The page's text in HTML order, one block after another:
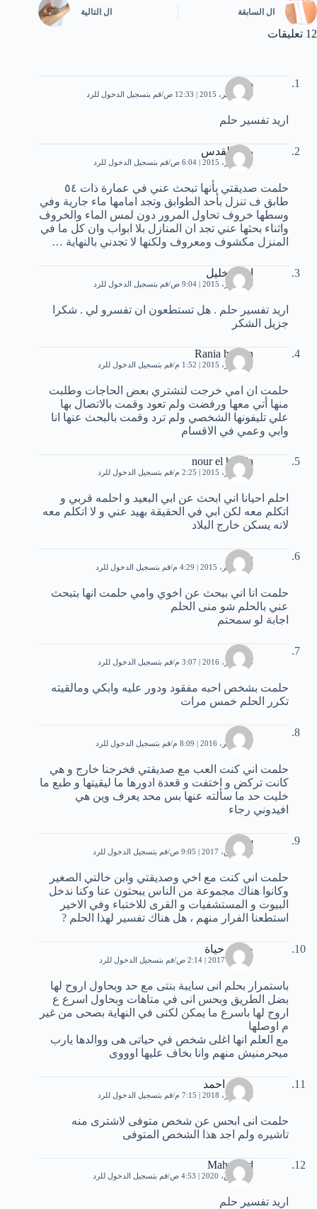
ال السابقة ال التالية
12 تعليقات
هدى
30 سبتمبر، 2015 | 12:33 ص قم بتسجيل الدخول للرد
اريد تفسير حلم
بنت القدس
11 أكتوبر، 2015 | 6:04 ص قم بتسجيل الدخول للرد
حلمت صديقتي بأنها تبحث عني في عمارة ذات ٥٤
طابق ف تنزل بأحد الطوابق وتجد امامها ماء جارية وفي
وسطها خروف تحاول المرور دون لمس الماء والخروف
واثناء بحثها عني تجد ان المنازل بلا ابواب وان كل ما في
المنزل مكشوف ومعروف ولكنها لا تجدني بالنهاية …
احمد خليل
24 أكتوبر، 2015 | 9:04 ص قم بتسجيل الدخول للرد
اريد تفسير حلم . هل تستطعون ان تفسرو لي . شكرا
جزيل الشكر
Rania hassan
24 أكتوبر، 2015 | 1:52 م قم بتسجيل الدخول للرد
حلمت ان امي خرجت لتشتري بعض الحاجات وطلبت
منها أتي معها ورفضت ولم تعود وقمت بالاتصال بها
علي تليفونها الشخصي ولم ترد وقمت بالبحث عنها انا
وابي وعمي في الاقسام
nour el houda
25 أكتوبر، 2015 | 2:25 م قم بتسجيل الدخول للرد
احلم احيانا اني ابحث عن ابي البعيد و احلمه قربي و
اتكلم معه لكن ابي في الحقيقة بهيد عني و لا اتكلم معه
لانه يسكن خارج البلاد
رهام
29 نوفمبر، 2015 | 4:29 م قم بتسجيل الدخول للرد
حلمت انا اني ببحث عن اخوي وامي حلمت انها بتبحث
عني بالحلم شو منى الحلم
اجابة لو سمحتم
مروه
23 أكتوبر، 2016 | 3:07 م قم بتسجيل الدخول للرد
حلمت بشخص احبه مفقود ودور عليه وابكي ومالقيته
تكرر الحلم خمس مرات
ملكه
17 نوفمبر، 2016 | 8:09 م قم بتسجيل الدخول للرد
حلمت اني كنت العب مع صديقتي فخرجنا خارج و هي
كانت تركض و اختفت و قعدة ادورها ما ليقيتها و طبع ما
خليت حد ما سألته عنها بس محد يعرف وين هي
افيدوني رجاء
شيخه
26 مارس، 2017 | 9:05 ص قم بتسجيل الدخول للرد
حلمت اني كنت مع اخي وصديقتي وابن خالتي الصغير
وكانوا هناك مجموعة من الناس يبحثون عنا وكنا ندخل
البيوت و المستشفيات و القرى للاختباء وفي الاخير
استطعنا الفرار منهم ، هل هناك تفسير لهذا الحلم ?
حكاية حياة
17 مايو، 2017 | 2:14 ص قم بتسجيل الدخول للرد
باستمرار بحلم انى سايبة بنتى مع حد وبحاول اروح لها
بضل الطريق وبحس انى في متاهات وبحاول اسرع ع
اروح لها باسرع ما يمكن لكنى في النهاية بصحى من غير
م اوصلها
مع العلم انها اغلى شخص في حياتى هى ووالدها يارب
ميحرمنيش منهم وانا بخاف عليها اوووى
محمد احمد
14 فبراير، 2018 | 7:15 م قم بتسجيل الدخول للرد
حلمت انى ابحس عن شخص متوفى لاشترى منه
تاشيره ولم اجد هذا الشخص المتوفى
Mahmoud
20 مارس، 2020 | 4:53 ص قم بتسجيل الدخول للرد
اريد تفسير حلم